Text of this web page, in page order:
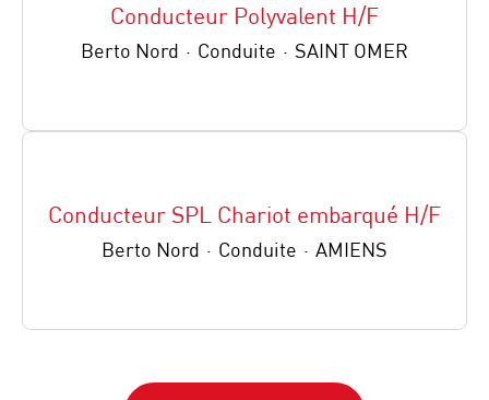
Conducteur Polyvalent H/F
Berto Nord · Conduite · SAINT OMER
Conducteur SPL Chariot embarqué H/F
Berto Nord · Conduite · AMIENS